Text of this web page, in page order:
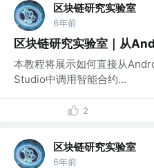
区块链研究实验室
6年前
区块链研究实验室｜从
本教程将展示如何直接从
Studio中调用智能合约...
2
区块链研究实验室
6年前